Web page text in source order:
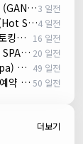
호치민 1군 강남스파 시스템 및 예약방법 (GANGNAM SPA)3 일전
호치민 불건마 추천｜7군 핫스톤 마사지(Hot Stone massage)4 일전
호치민 1군 부이비엔 여행자거리 착석 토킹바 놀이터 (NORITER LOUNGE) 16 일전
호치민 체온스파 38.5ºC 마사지 CHEON SPA Massage 20 일전
다낭 링감 마사지샵, 룸 스파(Room Spa) 예약 49 일전
다낭 요정스파 수질 좋은 곳 시스템 및 예약 방법 50 일전
더보기